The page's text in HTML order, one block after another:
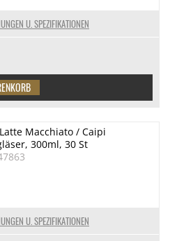
U. SPEZIFIKATIONEN
U. SPEZIFIKATIONEN
Macchiato / Caipi
300ml, 30 St